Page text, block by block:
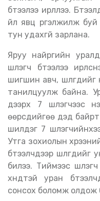
бүтээлээ ирүүллээ.
үйл явц үргэлжилж
тун удахгүй зарлана.
Яруу найргийн уралдаанд дээр дурдсанчлан 140
шүлэгч бүтээлээ
шигшин авч,
танилцуулж байна.
дээрх 7 шүлэгчээс
өөрсдийгөө дэд
шилдэг 7
Утга зохиолын
бүтээлчдээр
билээ. Тиймээс
хүндтэй уран
сонсох боломж олдож